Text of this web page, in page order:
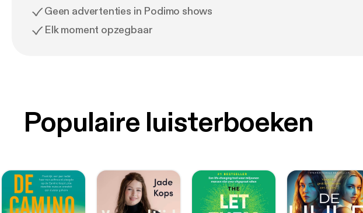
Geen advertenties in Podimo shows
Elk moment opzegbaar
Populaire luisterboeken